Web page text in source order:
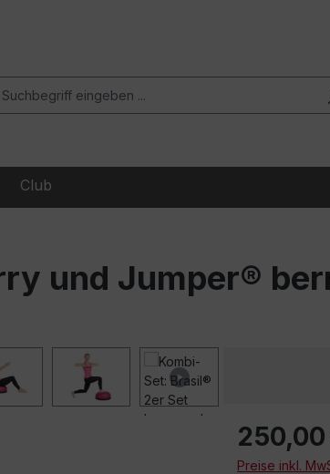
Club
und Jumper®
Preise inkl.